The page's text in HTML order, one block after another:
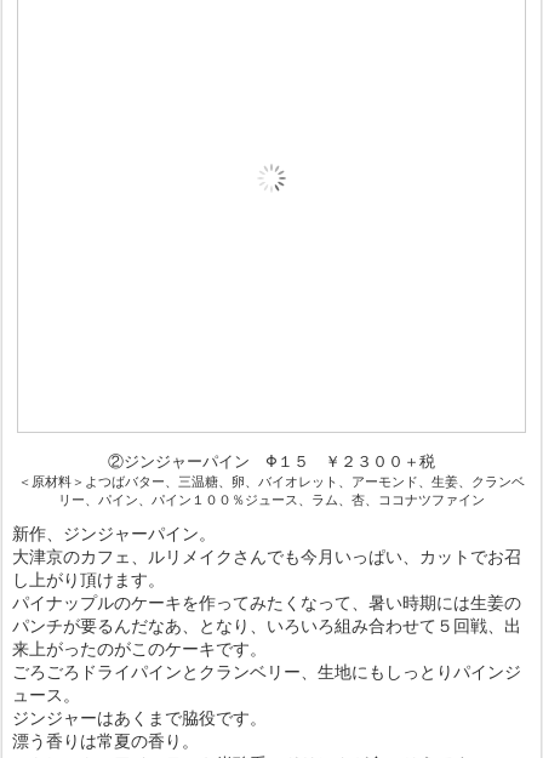
②ジンジャーパイン Φ１５ ￥２３００＋税
＜原材料＞よつばバター、三温糖、卵、バイオレット、アーモンド、生姜、クランベ
リー、パイン、パイン１００％ジュース、ラム、杏、ココナツファイン
新作、ジンジャーパイン。
大津京のカフェ、ルリメイクさんでも今月いっぱい、カットでお召
し上がり頂けます。
パイナップルのケーキを作ってみたくなって、暑い時期には生姜の
パンチが要るんだなあ、となり、いろいろ組み合わせて５回戦、出
来上がったのがこのケーキです。
ごろごろドライパインとクランベリー、生地にもしっとりパインジ
ュース。
ジンジャーはあくまで脇役です。
漂う香りは常夏の香り。